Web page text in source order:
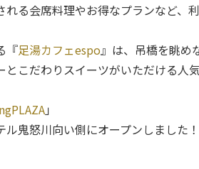
る会席料理やお得なプランなど、
『足湯カフェespo』は、吊橋を眺め
とこだわりスイーツがいただける人
」
ル鬼怒川向い側にオープンしました！